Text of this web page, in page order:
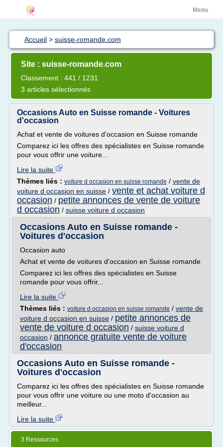
Menu
Accueil > suisse-romande.com
Site : suisse-romande.com
Classement : 441 / 1231
3 articles sélectionnés
Occasions Auto en Suisse romande - Voitures
d'occasion
Achat et vente de voitures d'occasion en Suisse romande
Comparez ici les offres des spécialistes en Suisse romande
pour vous offrir une voiture...
Lire la suite
Thèmes liés : voiture d occasion en suisse romande / vente de
voiture d occasion en suisse / vente et achat voiture d
occasion / petite annonces de vente de voiture
d occasion / suisse voiture d occasion
Occasions Auto en Suisse romande -
Voitures d'occasion
Occasion auto
Achat et vente de voitures d'occasion en Suisse romande
Comparez ici les offres des spécialistes en Suisse
romande pour vous offrir...
Lire la suite
Thèmes liés : voiture d occasion en suisse romande / vente de
voiture d occasion en suisse / petite annonces de
vente de voiture d occasion / suisse voiture d
occasion / annonce gratuite vente de voiture
d'occasion
Occasions Auto en Suisse romande -
Voitures d'occasion
Comparez ici les offres des spécialistes en Suisse romande
pour vous offrir une voiture ou une moto d'occasion au
meilleur...
Lire la suite
3 Ressources